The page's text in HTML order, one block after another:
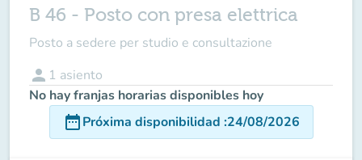
B 46 - Posto con presa elettrica
Posto a sedere per studio e consultazione
person 1 asiento
No hay franjas horarias disponibles hoy
date_rangePróxima disponibilidad :24/08/2026